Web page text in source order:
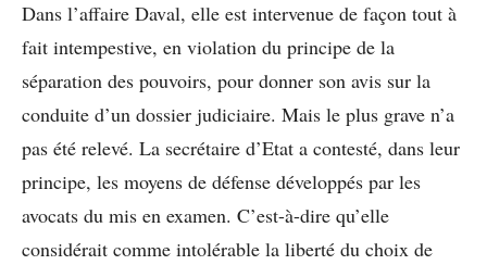
Dans l’affaire Daval, elle est intervenue de façon tout à
fait intempestive, en violation du principe de la
séparation des pouvoirs, pour donner son avis sur la
conduite d’un dossier judiciaire. Mais le plus grave n’a
pas été relevé. La secrétaire d’Etat a contesté, dans leur
principe, les moyens de défense développés par les
avocats du mis en examen. C’est-à-dire qu’elle
considérait comme intolérable la liberté du choix de